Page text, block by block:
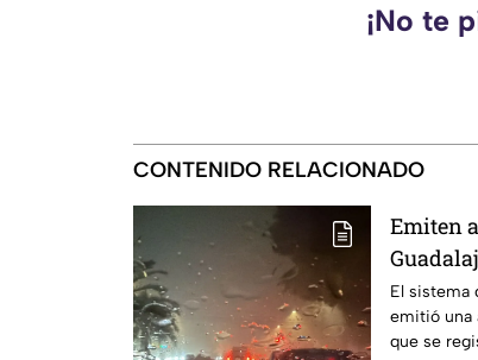
¡No te
CONTENIDO RELACIONADO
Emiten
árboles
El sistema
emitió una
que se